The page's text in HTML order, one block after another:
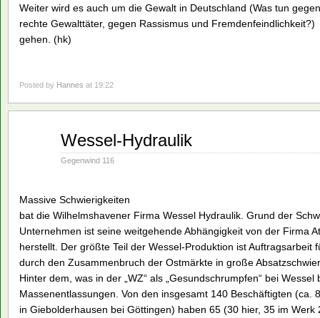
Weiter wird es auch um die Gewalt in Deutschland (Was tun gegen
rechte Gewalttäter, gegen Rassismus und Fremdenfeindlichkeit?)
gehen. (hk)
Posted by Hannes at 19:22
Wessel-Hydraulik
Gegenwind 116
Massive Schwierigkeiten
bat die Wilhelmshavener Firma Wessel Hydraulik. Grund der
Unternehmen ist seine weitgehende Abhängigkeit von der Firma
herstellt. Der größte Teil der Wessel-Produktion ist Auftragsarbeit
durch den Zusammenbruch der Ostmärkte in große
Hinter dem, was in der „WZ“ als „Gesundschrumpfen“ bei
Massenentlassungen. Von den insgesamt 140 Beschäftigten (ca.
in Giebolderhausen bei Göttingen) haben 65 (30 hier, 35 im